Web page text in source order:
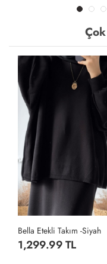
Bella Etekli Takım -Siyah
1,299.99 TL